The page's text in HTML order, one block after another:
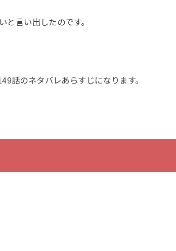
言い出したのです。
話のネタバレあらすじになります。